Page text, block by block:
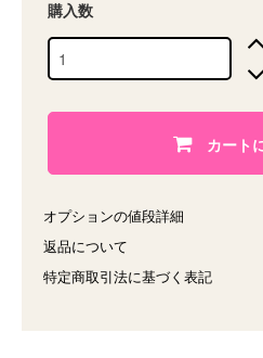
購入数
カート
オプションの値段詳細
返品について
特定商取引法に基づく表記